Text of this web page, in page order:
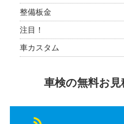
整備板金
注目！
車カスタム
車検の無料お